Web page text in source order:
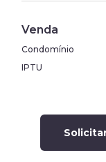
Venda
Condomínio
IPTU